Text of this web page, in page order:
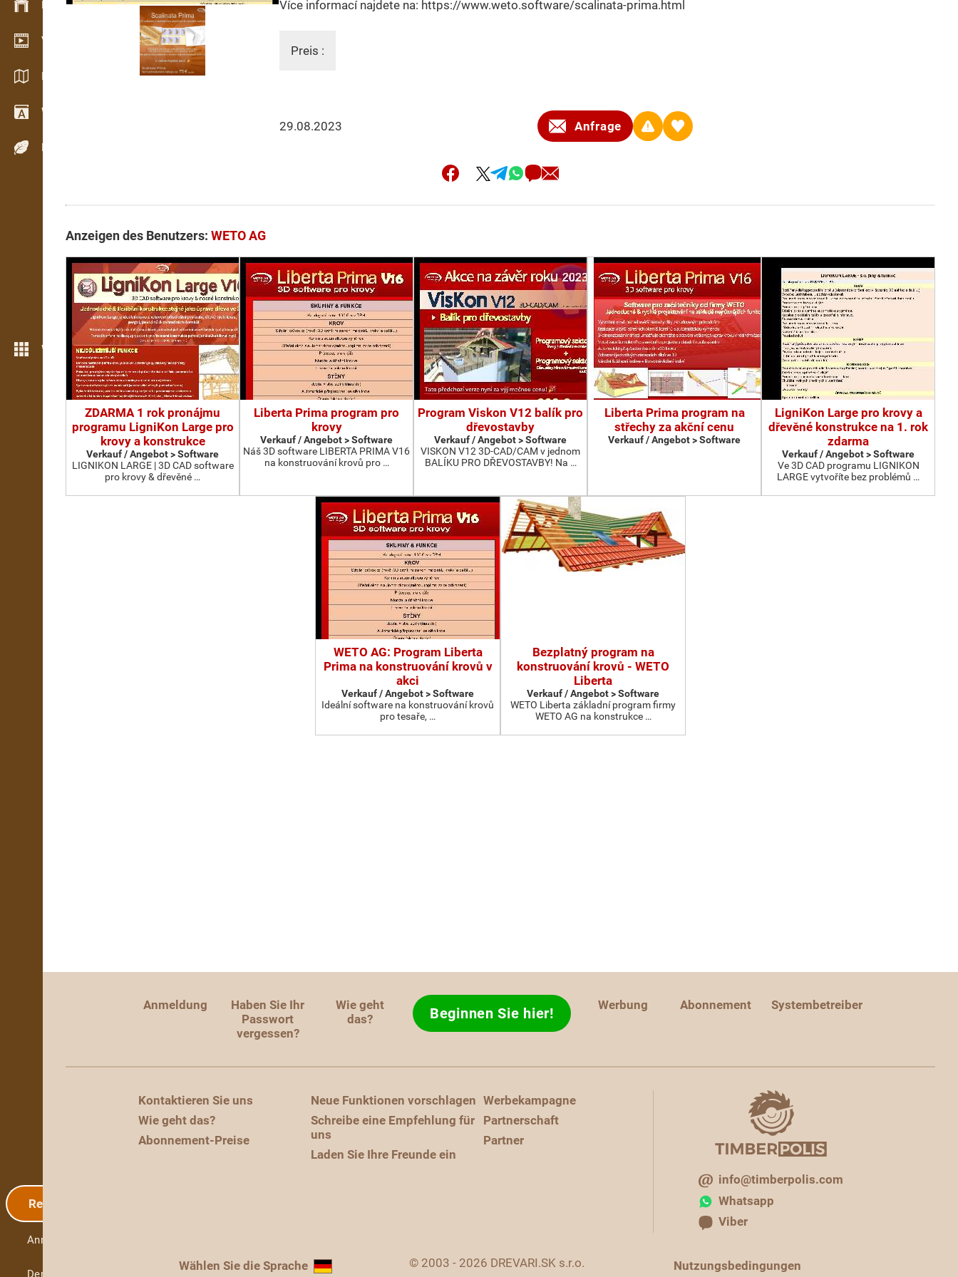
Bestandsmanagement
Video Showroom
Kataloge / Broschüren
Wörterbuch
Holzarten
Weitere Funktionen
Registrierung
Anmeldung
Demo
Více informací najdete na: https://www.weto.software/scalinata-prima.html
Preis :
29.08.2023 Anfrage
Anzeigen des Benutzers: WETO AG
ZDARMA 1 rok pronájmu
programu LigniKon Large pro
krovy a konstrukce
Verkauf / Angebot > Software
LIGNIKON LARGE | 3D CAD software
pro krovy & dřevěné …
Liberta Prima program pro
krovy
Verkauf / Angebot > Software
Náš 3D software LIBERTA PRIMA V16
na konstruování krovů pro …
Program Viskon V12 balík pro
dřevostavby
Verkauf / Angebot > Software
VISKON V12 3D-CAD/CAM v jednom
BALÍKU PRO DŘEVOSTAVBY! Na …
Liberta Prima program na
střechy za akční cenu
Verkauf / Angebot > Software
LigniKon Large pro krovy a
dřevěné konstrukce na 1. rok
zdarma
Verkauf / Angebot > Software
Ve 3D CAD programu LIGNIKON
LARGE vytvoříte bez problémů …
WETO AG: Program Liberta
Prima na konstruování krovů v
akci
Verkauf / Angebot > Software
Ideální software na konstruování krovů
pro tesaře, …
Bezplatný program na
konstruování krovů - WETO
Liberta
Verkauf / Angebot > Software
WETO Liberta základní program firmy
WETO AG na konstrukce …
Anmeldung
Haben Sie Ihr
Passwort
vergessen?
Wie geht
das?
Beginnen Sie hier! Werbung Abonnement Systembetreiber
Kontaktieren Sie uns
Wie geht das?
Abonnement-Preise
Neue Funktionen vorschlagen
Schreibe eine Empfehlung für
uns
Laden Sie Ihre Freunde ein
Werbekampagne
Partnerschaft
Partner
info@timberpolis.com
Whatsapp
Viber
Wählen Sie die Sprache © 2003 - 2026 DREVARI.SK s.r.o. Nutzungsbedingungen